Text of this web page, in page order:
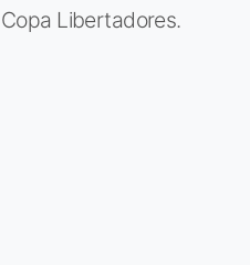
Libertadores.